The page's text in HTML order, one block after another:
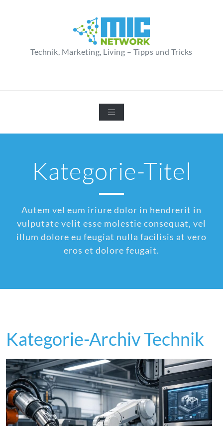
Technik, Marketing, Living – Tipps und Tricks
Kategorie-Titel
Autem vel eum iriure dolor in hendrerit in
vulputate velit esse molestie consequat, vel
illum dolore eu feugiat nulla facilisis at vero
eros et dolore feugait.
Kategorie-Archiv Technik